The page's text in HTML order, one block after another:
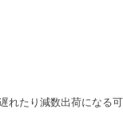
れたり減数出荷になる